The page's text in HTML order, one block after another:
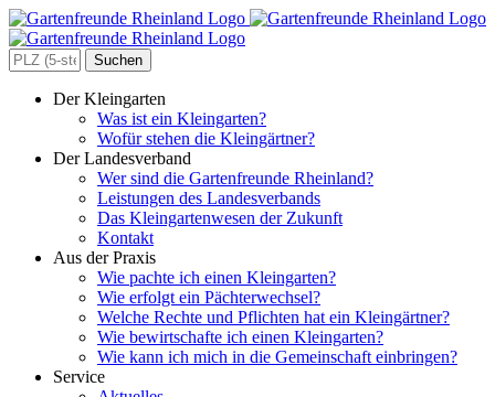
Zum
Inhalt
springen
Search
for:
Der Kleingarten
Was ist ein Kleingarten?
Wofür stehen die Kleingärtner?
Der Landesverband
Wer sind die Gartenfreunde Rheinland?
Leistungen des Landesverbands
Das Kleingartenwesen der Zukunft
Kontakt
Aus der Praxis
Wie pachte ich einen Kleingarten?
Wie erfolgt ein Pächterwechsel?
Welche Rechte und Pflichten hat ein Kleingärtner?
Wie bewirtschafte ich einen Kleingarten?
Wie kann ich mich in die Gemeinschaft einbringen?
Service